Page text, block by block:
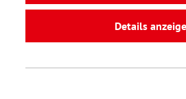
Details